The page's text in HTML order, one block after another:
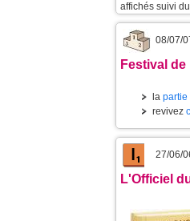
affichés suivi
08/07/
Festival de
la partie
revivez
27/06/
L'Officiel